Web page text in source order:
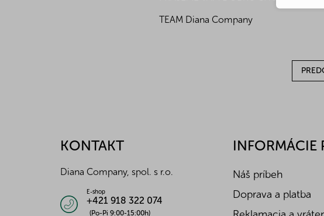
TEAM Diana Company
KONTAKT
Diana Company, spol. s r.o.
E-shop
+421 918 322 074
(Po-Pi 9:00-15:00h)
INFORMÁCIE
Náš príbeh
Doprava a platba